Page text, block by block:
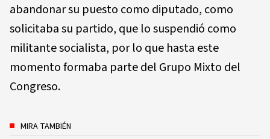
abandonar su puesto como diputado, como
solicitaba su partido, que lo suspendió como
militante socialista, por lo que hasta este
momento formaba parte del Grupo Mixto del
Congreso.
MIRA TAMBIÉN